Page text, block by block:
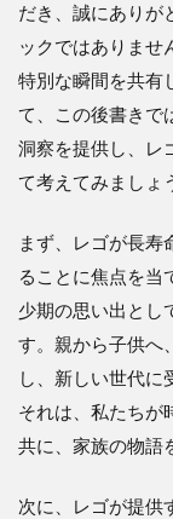
だき、誠にありが
ックではありませ
特別な瞬間を共有
て、この後書きで
洞察を提供し、レ
て考えてみましょ
まず、レゴが長寿
ることに焦点を当
少期の思い出とし
す。親から子供へ
し、新しい世代に
それは、私たちが
共に、家族の物語
次に、レゴが提供